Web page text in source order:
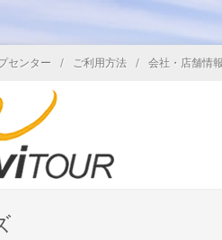
センター / ご利用方法 / 会社・店舗情報